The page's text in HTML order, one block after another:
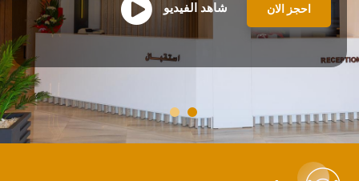
احجز الان شاهد الفيديو